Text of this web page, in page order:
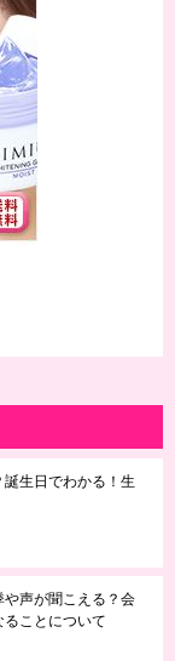
誕生日でわかる！生
や声が聞こえる？会
ことについて